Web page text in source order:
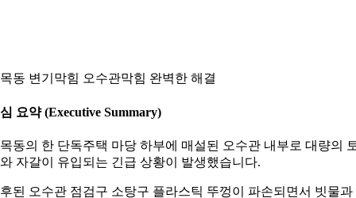
동 변기막힘 오수관막힘 완벽한 해결
요약 (Executive Summary)
동의 한 단독주택 마당 하부에 매설된 오수관 내부로 대량의
자갈이 유입되는 긴급 상황이 발생했습니다.
된 오수관 점검구 소탕구 플라스틱 뚜껑이 파손되면서 빗물과